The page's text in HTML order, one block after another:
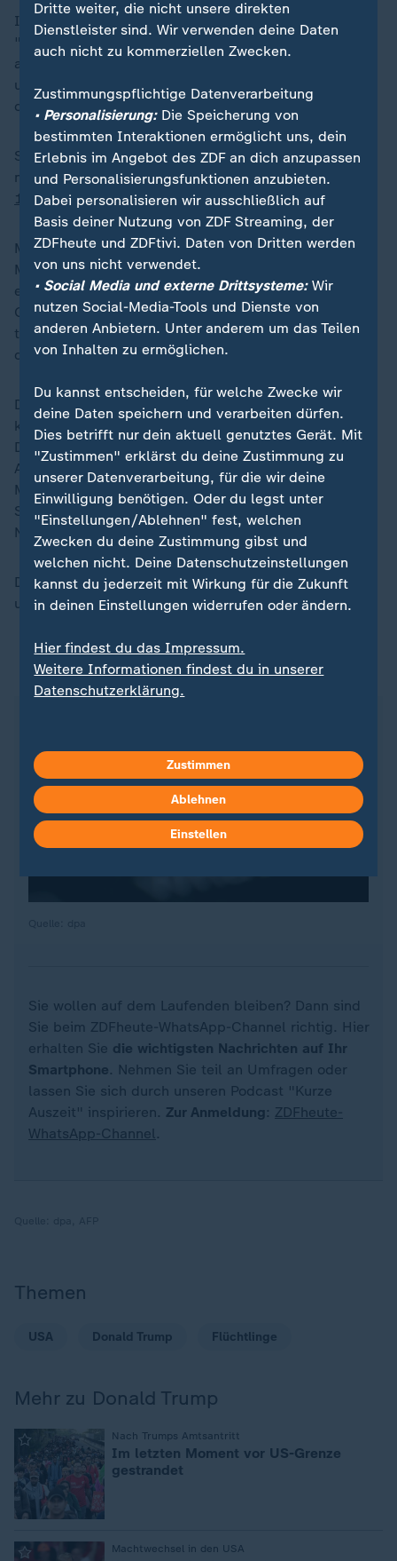
In seiner Antrittsrede hatte Trump angekündigt,
"Millionen und Abermillionen" irregulärer Migranten
abzuschieben. In einem anderen von ihm am Montag
unterzeichneten Dekret verhängte er den Notstand an
der Grenze zu Mexiko.
Seine Sprecherin Karoline Leavitt teilte am Mittwoch
mit, dass Trump dieEntsendung von zusätzlichen
1.500 Soldatenan die Südgrenze angeordnet habe.
Mexiko bereitet sich unterdessen auf die
Massenabschiebung aus den USA vor. Marinesoldaten
errichteten am Donnerstag olivgrüne Zelte in der
Grenzstadt Matamoros, die gegenüber des
texanischen Brownsville liegt, wie ein Korrespondent
der Nachrichtenagentur AFP beobachtete.
Die örtlichen Behörden teilten mit, in dem Zeltlager
könnten rund 3.000 Menschen untergebracht werden.
Die mexikanische Regierung hatte angekündigt, zwölf
Aufnahmelager für aus den USA ausgewiesene
Migranten einzurichten: neun für mexikanische
Staatsbürger und drei für Menschen anderer
Nationalitäten.
Das Aufnahmeprogramm trägt den Namen "Mexiko
umarmt Dich".
ZDFheute auf WhatsApp
Sie wollen auf dem Laufenden bleiben? Dann sind
Sie beim ZDFheute-WhatsApp-Channel richtig. Hier
erhalten Sie die wichtigsten Nachrichten auf Ihr
Smartphone. Nehmen Sie teil an Umfragen oder
lassen Sie sich durch unseren Podcast "Kurze
Auszeit" inspirieren. Zur Anmeldung : ZDFheute-
WhatsApp-Channel.
Themen
USA Donald Trump Flüchtlinge
Mehr zu Donald Trump
Nach Trumps Amtsantritt
Im letzten Moment vor US-Grenze
gestrandet
Machtwechsel in den USA
Dritte weiter, die nicht unsere direkten
Dienstleister sind. Wir verwenden deine Daten
auch nicht zu kommerziellen Zwecken.
Zustimmungspflichtige Datenverarbeitung
• Personalisierung:Die Speicherung von
bestimmten Interaktionen ermöglicht uns, dein
Erlebnis im Angebot des ZDF an dich anzupassen
und Personalisierungsfunktionen anzubieten.
Dabei personalisieren wir ausschließlich auf
Basis deiner Nutzung von ZDF Streaming, der
ZDFheute und ZDFtivi. Daten von Dritten werden
von uns nicht verwendet.
• Social Media und externe Drittsysteme:Wir
nutzen Social-Media-Tools und Dienste von
anderen Anbietern. Unter anderem um das Teilen
von Inhalten zu ermöglichen.
Du kannst entscheiden, für welche Zwecke wir
deine Daten speichern und verarbeiten dürfen.
Dies betrifft nur dein aktuell genutztes Gerät. Mit
"Zustimmen" erklärst du deine Zustimmung zu
unserer Datenverarbeitung, für die wir deine
Einwilligung benötigen. Oder du legst unter
"Einstellungen/Ablehnen" fest, welchen
Zwecken du deine Zustimmung gibst und
welchen nicht. Deine Datenschutzeinstellungen
kannst du jederzeit mit Wirkung für die Zukunft
in deinen Einstellungen widerrufen oder ändern.
Hier findest du das Impressum.
Weitere Informationen findest du in unserer
Datenschutzerklärung.
Zustimmen
Ablehnen
Einstellen